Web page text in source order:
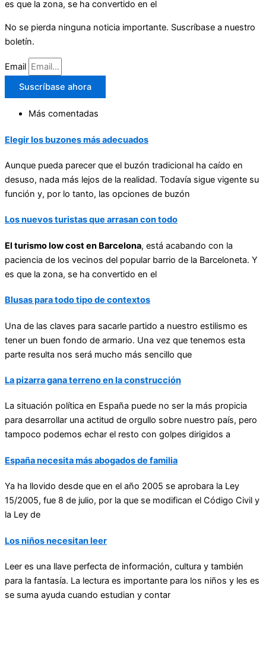
es que la zona, se ha convertido en el
No se pierda ninguna noticia importante. Suscríbase a nuestro
boletín.
Email
Suscríbase ahora
Más comentadas
Elegir los buzones más adecuados
Aunque pueda parecer que el buzón tradicional ha caído en
desuso, nada más lejos de la realidad. Todavía sigue vigente su
función y, por lo tanto, las opciones de buzón
Los nuevos turistas que arrasan con todo
El turismo low cost en Barcelona, está acabando con la
paciencia de los vecinos del popular barrio de la Barceloneta. Y
es que la zona, se ha convertido en el
Blusas para todo tipo de contextos
Una de las claves para sacarle partido a nuestro estilismo es
tener un buen fondo de armario. Una vez que tenemos esta
parte resulta nos será mucho más sencillo que
La pizarra gana terreno en la construcción
La situación política en España puede no ser la más propicia
para desarrollar una actitud de orgullo sobre nuestro país, pero
tampoco podemos echar el resto con golpes dirigidos a
España necesita más abogados de familia
Ya ha llovido desde que en el año 2005 se aprobara la Ley
15/2005, fue 8 de julio, por la que se modifican el Código Civil y
la Ley de
Los niños necesitan leer
Leer es una llave perfecta de información, cultura y también
para la fantasía. La lectura es importante para los niños y les es
se suma ayuda cuando estudian y contar